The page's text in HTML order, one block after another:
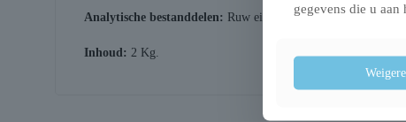
Analytische bestanddelen: Ruw eiwit 31%, ruw vet 18%,
Inhoud: 2 Kg.
gegevens die u